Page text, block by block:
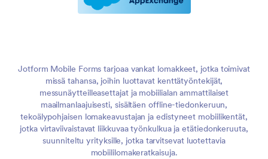
Jotform Mobile Forms tarjoaa vankat lomakkeet, jotka toimivat
missä tahansa, joihin luottavat kenttätyöntekijät,
messunäytteilleasettajat ja mobiilialan ammattilaiset
maailmanlaajuisesti, sisältäen offline-tiedonkeruun,
tekoälypohjaisen lomakeavustajan ja edistyneet mobiilikentät,
jotka virtaviivaistavat liikkuvaa työnkulkua ja etätiedonkeruuta,
suunniteltu yrityksille, jotka tarvitsevat luotettavia
mobiililomakeratkaisuja.